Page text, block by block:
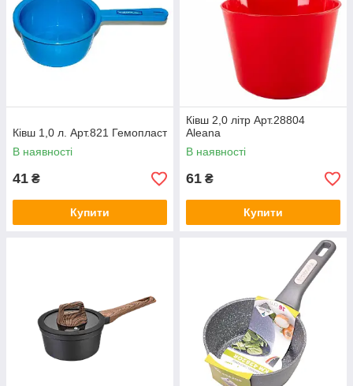
Ківш 1,0 л. Арт.821 Гемопласт
В наявності
41 ₴
Купити
Ківш 2,0 літр Арт.28804
Aleana
В наявності
61 ₴
Купити